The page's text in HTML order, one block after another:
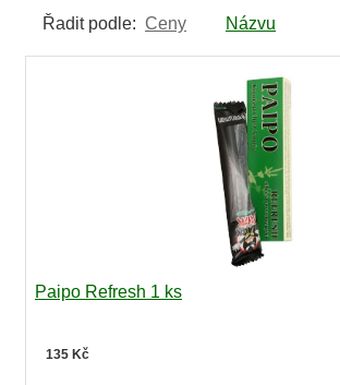
Řadit podle: Ceny Názvu
Paipo Refresh 1 ks
135 Kč